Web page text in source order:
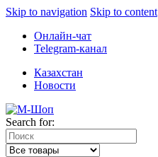
Skip to navigation Skip to content
Онлайн-чат
Telegram-канал
Казахстан
Новости
Search for: